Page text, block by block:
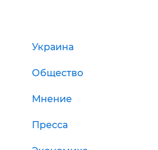
Украина
Общество
Мнение
Пресса